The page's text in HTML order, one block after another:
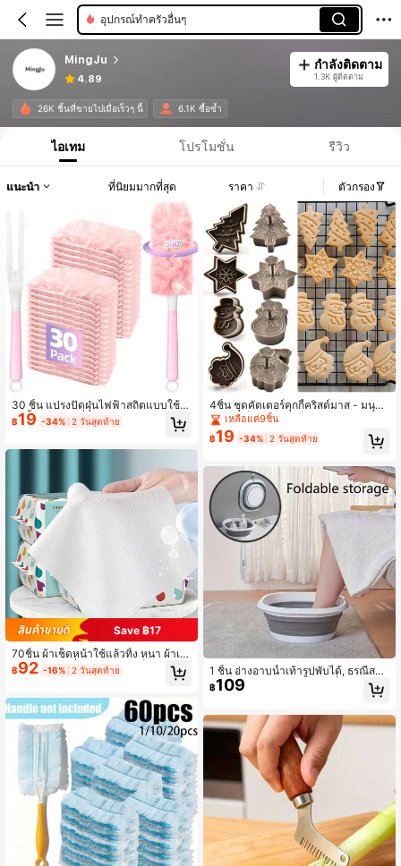
อุปกรณ์ทำครัวอื่นๆ
MingJu
4.89
กำลังติดตาม
1.3K ผู้ติดตาม
26K ชิ้นที่ขายไปเมื่อเร็วๆ นี้ 6.1K ซื้อซ้ำ
ไอเทม โปรโมชั่น รีวิว
แนะนำ ที่นิยมมากที่สุด ราคา ตัวกรอง
30 ชิ้น แปรงปัดฝุ่นไฟฟ้าสถิตแบบใช้แ
ล้วทิ้งสีชมพู, เครื่องมือทำความสะอาด
สำหรับบ้าน, รถยนต์, เฟอร์นิเจอร์, คีย์บ
ทำความสะอาด, ปัดฝุ่นบนโต๊ะและชั้นห
นังสือได้ 360 องศา, หัวแปรงปัดฝุ่นแบ
บรีฟิล (พร้อมด้ามจับ)
฿19 -34% 2 วันสุดท้าย
Save ฿17
70ชิ้น ผ้าเช็ดหน้าใช้แล้วทิ้ง หนา ผ้าเช็
ดหน้า ถอดเครื่องสำอาง ผ้าเช็ดทำควา
มสะอาดแห้ง สำหรับดูแลผิว ตกแต่งบ้า
เป็นในการเดินทาง อุปกรณ์เดินทาง ขอ
งใช้จำเป็นสำหรับชายหาด กลับโรงเรีย
น
฿92 -16% 2 วันสุดท้าย
4ชิ้น ชุดคัตเตอร์คุกกี้คริสต์มาส - มนุษย์
หิมะ, เกล็ดหิมะ, ต้นคริสต์มาส, แม่พิมพ์
อบลายซานตาคลอส - เหมาะสำหรับวัน
หยุดอบคริสต์มาส ของตกแต่งคริสต์มา
ของตกแต่งคริสต์มาส
เหลือแค่9ชิ้น
฿19 -34% 2 วันสุดท้าย
1 ชิ้น อ่างอาบน้ำเท้ารูปพับได้, ธรณีสแ
ตนเลสพับได้, ขัน พลาสติก ที่พกพาง่าย
หลายประโยชน์สำหรับแช่เท้า ล้างหน้า
เหมาะสำหรับนักศึกษา การเดินทาง กีฬ
า กิจกรรมกลางแจ้ง
฿109